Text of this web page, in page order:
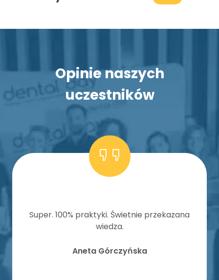
Opinie naszych
uczestników
Super. 100% praktyki. Świetnie przekazana
wiedza.
Aneta Górczyńska